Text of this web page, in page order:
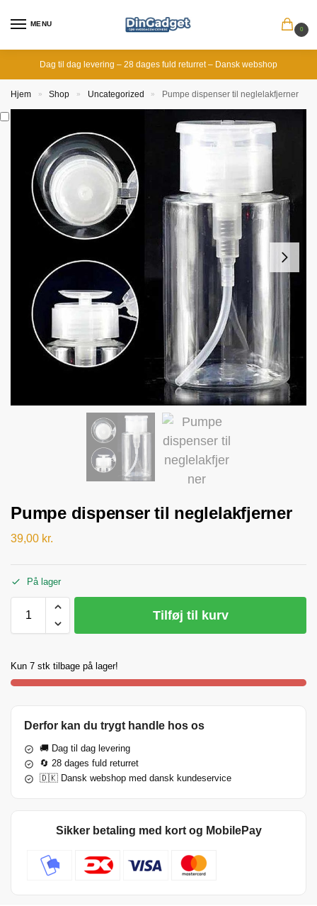
MENU
0
Dag til dag levering – 28 dages fuld returret – Dansk webshop
Hjem » Shop » Uncategorized » Pumpe dispenser til neglelakfjerner
Pumpe dispenser til neglelakfjerner
39,00 kr.
På lager
Tilføj til kurv
Kun 7 stk tilbage på lager!
Derfor kan du trygt handle hos os
🚚 Dag til dag levering
🔄 28 dages fuld returret
🇩🇰 Dansk webshop med dansk kundeservice
Sikker betaling med kort og MobilePay